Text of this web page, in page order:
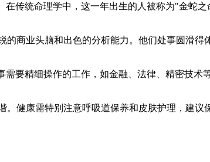
传统命理学中，这一年出生的人被称为"金蛇
商业头脑和出色的分析能力。他们处事圆滑
要精细操作的工作，如金融、法律、精密技
健康需特别注意呼吸道保养和皮肤护理，建议